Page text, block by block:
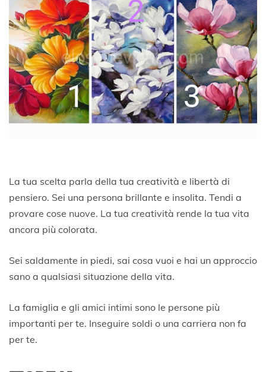
La tua scelta parla della tua creatività e libertà di
pensiero. Sei una persona brillante e insolita. Tendi a
provare cose nuove. La tua creatività rende la tua vita
ancora più colorata.
Sei saldamente in piedi, sai cosa vuoi e hai un approccio
sano a qualsiasi situazione della vita.
La famiglia e gli amici intimi sono le persone più
importanti per te. Inseguire soldi o una carriera non fa
per te.